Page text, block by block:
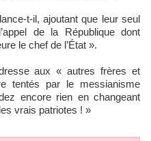
t-il, ajoutant que leur seul
de la République dont
le chef de l’État ».
aux « autres frères et
tentés par le messianisme
encore rien en changeant
vrais patriotes ! »